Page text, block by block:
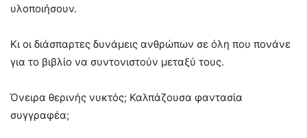
υλοποιήσουν.
Κι οι διάσπαρτες δυνάμεις ανθρώπων σε όλη που πονάνε
για το βιβλίο να συντονιστούν μεταξύ τους.
Όνειρα θερινής νυκτός; Καλπάζουσα φαντασία
συγγραφέα;